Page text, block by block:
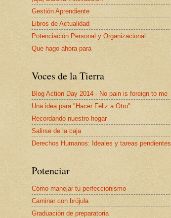
Gestión Aprendiente
Libros de Actualidad
Potenciación Personal y Organizacional
Que hago ahora para
Voces de la Tierra
Blog Action Day 2014 - No pain is foreign to me
Una idea para "Hacer Feliz a Otro"
Recordando nuestro hogar
Salirse de la caja
Derechos Humanos: Ideales y tareas pendientes
Potenciar
Cómo manejar tu perfeccionismo
Caminar con brújula
Graduación de preparatoria